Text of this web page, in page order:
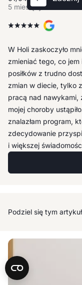
5 miesięcy temu
Największą wartością
specjalistów,
wspieraną: zarówno
Zaskoczyło mnie, jak
energii, zmieniła się
być rygorem, stając
życie. W Holi
zdecydowanie
i większej
5 miesięcy temu
W Holi zaskoczyło
zmieniać tego, co
posiłków z trudno
zmian w diecie, tylko
pracą nad nawykami,
mojej choroby
znalazłam program,
5 miesięcy temu
5 miesięcy temu
5 miesięcy temu
5 miesięcy temu
Podziel się tym